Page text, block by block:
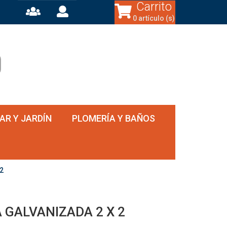
Carrito
0 artículo (s)
Y JARDÍN PLOMERÍA Y BAÑOS
GALVANIZADA 2 X 2